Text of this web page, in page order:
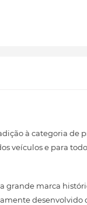
à categoria de
veículos e para
grande marca
desenvolvido